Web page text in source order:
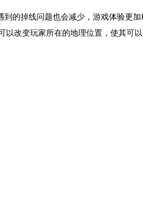
的掉线问题也会减少，游戏体验更加
改变玩家所在的地理位置，使其可以